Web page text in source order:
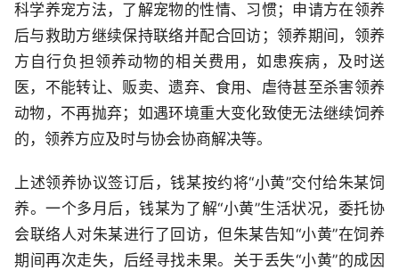
科学养宠方法，了解宠物的性情、习惯；申请方在领养
后与救助方继续保持联络并配合回访；领养期间，领养
方自行负担领养动物的相关费用，如患疾病，及时送
医，不能转让、贩卖、遗弃、食用、虐待甚至杀害领养
动物，不再抛弃；如遇环境重大变化致使无法继续饲养
的，领养方应及时与协会协商解决等。
上述领养协议签订后，钱某按约将“小黄”交付给朱某饲
养。一个多月后，钱某为了解“小黄”生活状况，委托协
会联络人对朱某进行了回访，但朱某告知“小黄”在饲养
期间再次走失，后经寻找未果。关于丢失“小黄”的成因